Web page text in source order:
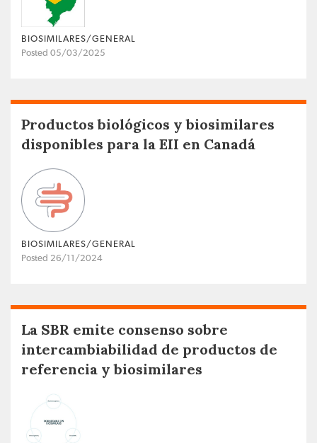
BIOSIMILARES/GENERAL
Posted 05/03/2025
Productos biológicos y biosimilares
disponibles para la EII en Canadá
BIOSIMILARES/GENERAL
Posted 26/11/2024
La SBR emite consenso sobre
intercambiabilidad de productos de
referencia y biosimilares